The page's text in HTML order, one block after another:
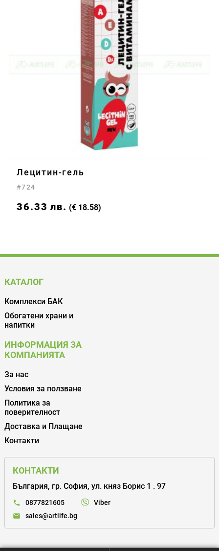
Лецитин-гель
#724
36.33 лв. (€ 18.58)
КАТАЛОГ
Комплекси БАК
Обогатени храни и
напитки
ИНФОРМАЦИЯ ЗА
КОМПАНИЯТА
За нас
Условия за ползване
Политика за
поверителност
Доставка и Плащане
Контакти
КОНТАКТИ
България, гр. София, ул. княз Борис 1 . 97
0877821605
sales@artlife.bg
Viber